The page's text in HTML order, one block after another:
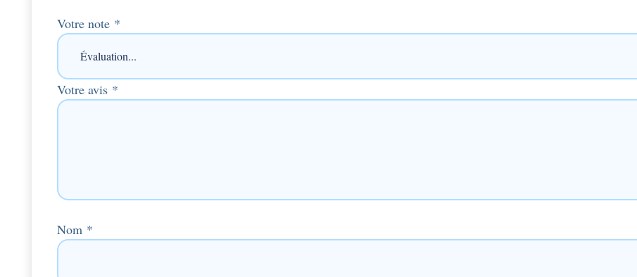
Votre note *
Votre avis *
Nom *